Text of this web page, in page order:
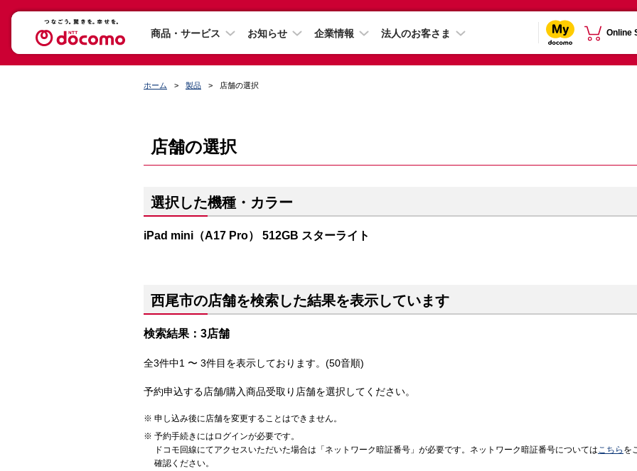
商品・サービス お知らせ 企業情報 法人のお客さま Online
ホーム 製品 店舗の選択
店舗の選択
選択した機種・カラー
iPad mini（A17 Pro） 512GB スターライト
西尾市の店舗を検索した結果を表示しています
検索結果：3店舗
全3件中1 〜 3件目を表示しております。(50音順)
予約申込する店舗/購入商品受取り店舗を選択してください。
申し込み後に店舗を変更することはできません。
予約手続きにはログインが必要です。
ドコモ回線にてアクセスいただいた場合は「ネットワーク暗証番号」が必要です。ネットワーク暗証番号についてはこちら を
確認ください。